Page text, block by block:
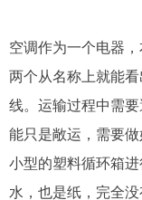
空调作为一个电器
两个从名称上就能
线。运输过程中需
能只是敞运，需要
小型的塑料循环箱
水，也是纸，完全